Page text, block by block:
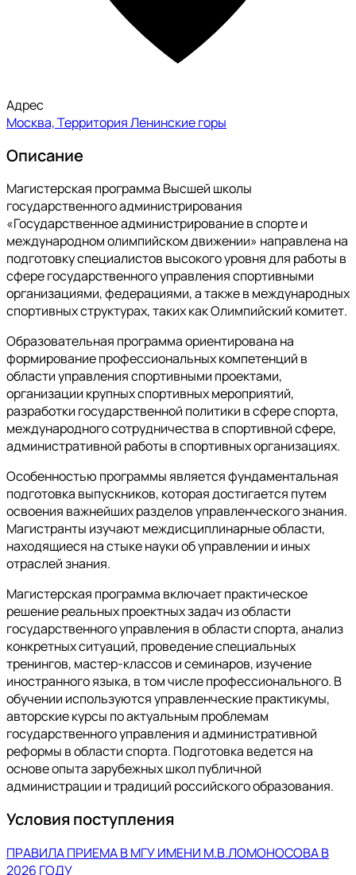
Адрес
Москва, Территория Ленинские горы
Описание
Магистерская программа Высшей школы
государственного администрирования
«Государственное администрирование в спорте и
международном олимпийском движении» направлена на
подготовку специалистов высокого уровня для работы в
сфере государственного управления спортивными
организациями, федерациями, а также в международных
спортивных структурах, таких как Олимпийский комитет.
Образовательная программа ориентирована на
формирование профессиональных компетенций в
области управления спортивными проектами,
организации крупных спортивных мероприятий,
разработки государственной политики в сфере спорта,
международного сотрудничества в спортивной сфере,
административной работы в спортивных организациях.
Особенностью программы является фундаментальная
подготовка выпускников, которая достигается путем
освоения важнейших разделов управленческого знания.
Магистранты изучают междисциплинарные области,
находящиеся на стыке науки об управлении и иных
отраслей знания.
Магистерская программа включает практическое
решение реальных проектных задач из области
государственного управления в области спорта, анализ
конкретных ситуаций, проведение специальных
тренингов, мастер-классов и семинаров, изучение
иностранного языка, в том числе профессионального. В
обучении используются управленческие практикумы,
авторские курсы по актуальным проблемам
государственного управления и административной
реформы в области спорта. Подготовка ведется на
основе опыта зарубежных школ публичной
администрации и традиций российского образования.
Условия поступления
ПРАВИЛА ПРИЕМА В МГУ ИМЕНИ М.В.ЛОМОНОСОВА В
2026 ГОДУ